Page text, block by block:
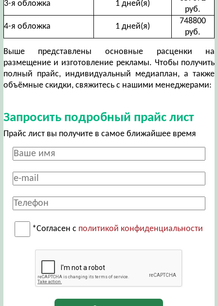
3-я обложка
1 дней(я)
руб.
4-я обложка
1 дней(я)
748800
руб.
Выше представлены основные расценки на
размещение и изготовление рекламы. Чтобы получить
полный прайс, индивидуальный медиаплан, а также
объёмные скидки, свяжитесь с нашими менеджерами:
Запросить подробный прайс лист
Прайс лист вы получите в самое ближайшее время
*Согласен с политикой конфиденциальности